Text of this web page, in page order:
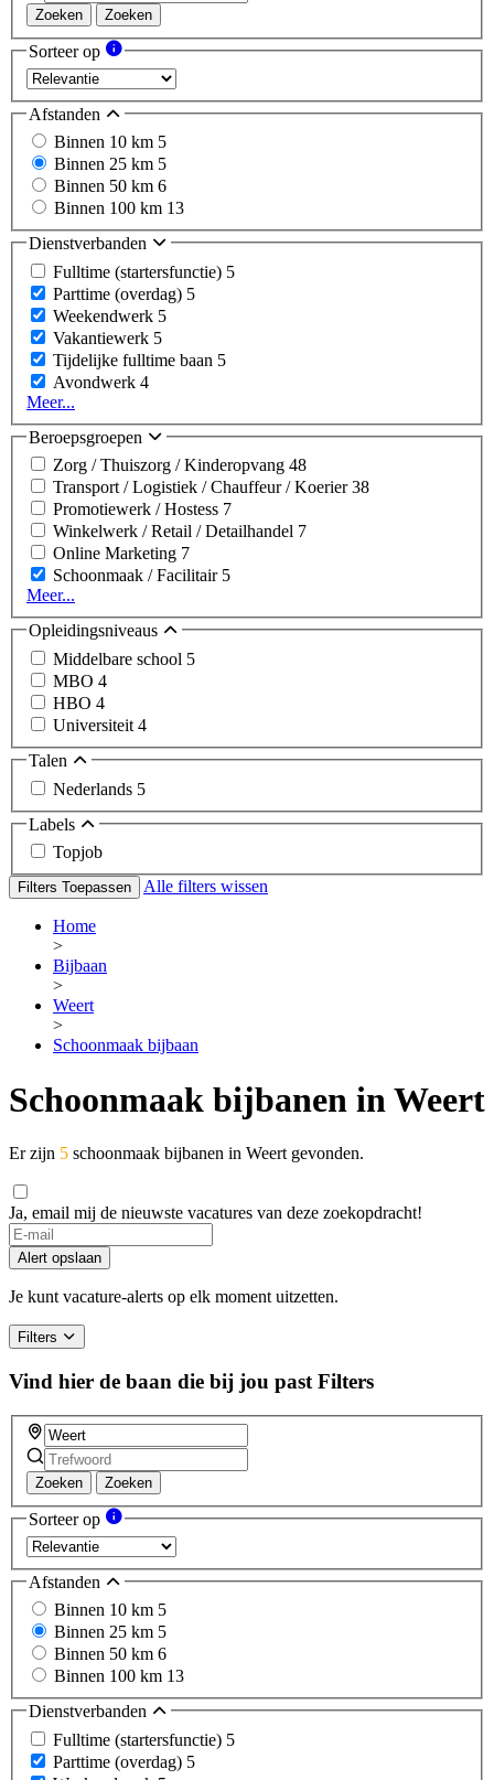
Zoeken Zoeken
Sorteer op
Afstanden
Binnen 10 km 5
Binnen 25 km 5
Binnen 50 km 6
Binnen 100 km 13
Dienstverbanden
Fulltime (startersfunctie) 5
Parttime (overdag) 5
Weekendwerk 5
Vakantiewerk 5
Tijdelijke fulltime baan 5
Avondwerk 4
Meer...
Beroepsgroepen
Zorg / Thuiszorg / Kinderopvang 48
Transport / Logistiek / Chauffeur / Koerier38
Promotiewerk / Hostess 7
Winkelwerk / Retail / Detailhandel 7
Online Marketing 7
Schoonmaak / Facilitair 5
Meer...
Opleidingsniveaus
Middelbare school 5
MBO 4
HBO 4
Universiteit 4
Talen
Nederlands 5
Labels
Topjob
Filters Toepassen Alle filters wissen
Home
>
Bijbaan
>
Weert
>
Schoonmaak bijbaan
Schoonmaak bijbanen in Weert
Er zijn 5 schoonmaak bijbanen in Weert gevonden.
Ja, email mij de nieuwste vacatures van deze zoekopdracht!
Alert opslaan
Je kunt vacature-alerts op elk moment uitzetten.
Filters
Vind hier de baan die bij jou past Filters
Zoeken Zoeken
Sorteer op
Afstanden
Binnen 10 km 5
Binnen 25 km 5
Binnen 50 km 6
Binnen 100 km 13
Dienstverbanden
Fulltime (startersfunctie) 5
Parttime (overdag) 5